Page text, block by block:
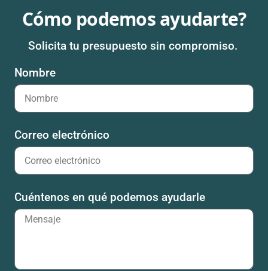
Cómo podemos ayudarte?
Solicita tu presupuesto sin compromiso.
Nombre
Correo electrónico
Cuéntenos en qué podemos ayudarle